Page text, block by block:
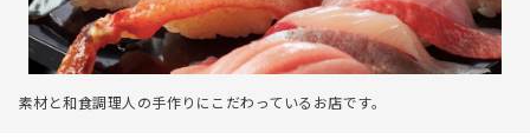
素材と和食調理人の手作りにこだわっているお店です。